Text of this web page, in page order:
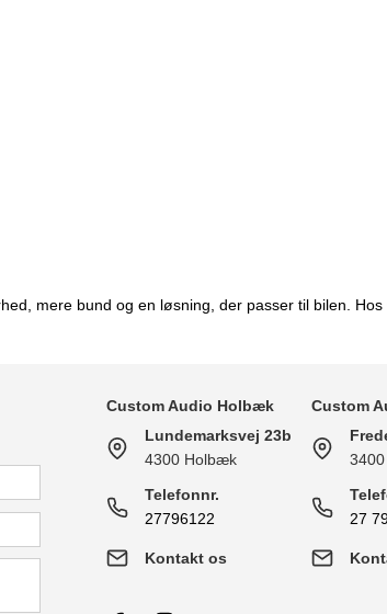
mere bund og en løsning, der passer til bilen. Hos
Custom Audio Holbæk
Lundemarksvej 23b
4300 Holbæk
Telefonnr.
27796122
Kontakt os
Custom
27